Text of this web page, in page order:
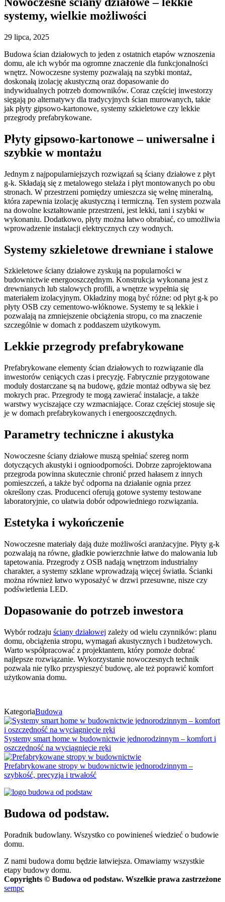
systemy, wielkie możliwości
29 lipca, 2025
Budowa ścian działowych to jeden z ostatnich etapów wznoszenia
domu, ale ich wybór ma ogromne znaczenie dla funkcjonalności
wnętrz. Nowoczesne systemy pozwalają na szybki montaż,
doskonałą izolację akustyczną oraz dopasowanie do
indywidualnych potrzeb domowników. Coraz częściej inwestorzy
sięgają po alternatywy dla tradycyjnych ścian murowanych, takie
jak płyty gipsowo-kartonowe, systemy szkieletowe czy lekkie
przegrody prefabrykowane.
Płyty gipsowo-kartonowe – uniwersalne i
szybkie w montażu
Jednym z najpopularniejszych rozwiązań są ściany działowe z płyt
g-k. Składają się z metalowego stelaża i płyt montowanych po obu
stronach. W przestrzeni pomiędzy umieszcza się wełnę mineralną,
która zapewnia izolację akustyczną i termiczną. Ten system pozwala
na dowolne kształtowanie przestrzeni, jest lekki, tani i szybki w
wykonaniu. Dodatkowo, płyty można łatwo obrabiać, co umożliwia
wprowadzenie instalacji elektrycznych czy wodnych.
Systemy szkieletowe drewniane i stalowe
Szkieletowe ściany działowe zyskują na popularności w
budownictwie energooszczędnym. Konstrukcja wykonana jest z
drewnianych lub stalowych profili, a wnętrze wypełnia się
materiałem izolacyjnym. Okładziny mogą być różne: od płyt g-k po
płyty OSB czy cementowo-włóknowe. Systemy te są lekkie i
pozwalają na zmniejszenie obciążenia stropu, co ma znaczenie
szczególnie w domach z poddaszem użytkowym.
Lekkie przegrody prefabrykowane
Prefabrykowane elementy ścian działowych to rozwiązanie dla
inwestorów ceniących czas i precyzję. Fabrycznie przygotowane
moduły dostarczane są na budowę, gdzie montaż odbywa się bez
mokrych prac. Przegrody te mogą zawierać instalacje, a także
warstwy wyciszające czy wzmacniające. Coraz częściej stosuje się
je w domach prefabrykowanych i energooszczędnych.
Parametry techniczne i akustyka
Nowoczesne ściany działowe muszą spełniać szereg norm
dotyczących akustyki i ognioodporności. Dobrze zaprojektowana
przegroda powinna skutecznie chronić przed hałasem z innych
pomieszczeń, a także być odporna na działanie ognia przez
określony czas. Producenci oferują gotowe systemy testowane
laboratoryjnie, co ułatwia dobór odpowiedniego rozwiązania.
Estetyka i wykończenie
Nowoczesne materiały dają duże możliwości aranżacyjne. Płyty g-k
pozwalają na równe, gładkie powierzchnie łatwe do malowania lub
tapetowania. Przegrody z OSB nadają wnętrzom industrialny
charakter, a systemy szklane wprowadzają więcej światła. Ścianki
można również łatwo wyposażyć w drzwi przesuwne, nisze czy
podświetlenia LED.
Dopasowanie do potrzeb inwestora
Wybór rodzaju ściany działowej zależy od wielu czynników: planu
domu, obciążenia stropu, wymagań akustycznych i budżetowych.
Warto współpracować z projektantem, który pomoże dobrać
najlepsze rozwiązanie. Wykorzystanie nowoczesnych technik
pozwala nie tylko przyspieszyć budowę, ale też poprawić komfort
użytkowania domu.
KategoriaBudowa
Systemy smart home w budownictwie jednorodzinnym – komfort i
oszczędność na wyciągnięcie ręki
Prefabrykowane stropy w budownictwie jednorodzinnym –
szybkość, precyzja i trwałość
Budowa od podstaw.
Poradnik budowlany. Wszystko co powinieneś wiedzieć o budowie
domu.
Z nami budowa domu będzie łatwiejsza. Omawiamy wszystkie
etapy budowy domu.
Copyrights © Budowa od podstaw. Wszelkie prawa zastrzeżone
sempc